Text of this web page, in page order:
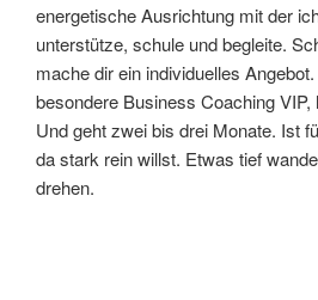
energetische Ausrichtung mit der
unterstütze, schule und begleite.
mache dir ein individuelles
besondere Business Coaching VIP,
Und geht zwei bis drei Monate. Ist
da stark rein willst. Etwas tief
drehen.